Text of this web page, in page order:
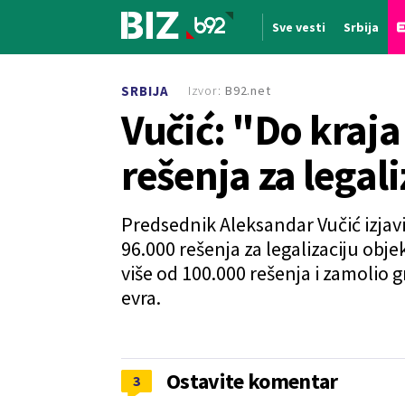
Sve vesti Srbija
SRBIJA
Vučić: "Do
rešenja za
Predsednik Aleksandar Vučić
96.000 rešenja za legalizaciju
više od 100.000 rešenja i
evra.
Izvor: B92.net
3 Ostavite komentar